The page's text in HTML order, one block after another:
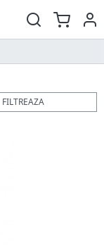
FILTREAZA